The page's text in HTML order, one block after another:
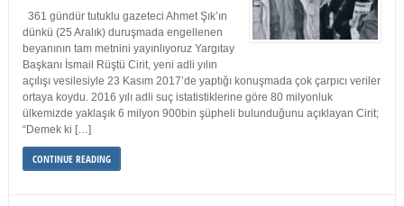
361 gündür tutuklu gazeteci Ahmet Şık’ın
dünkü (25 Aralık) duruşmada engellenen
beyanının tam metnini yayınlıyoruz Yargıtay
Başkanı İsmail Rüştü Cirit, yeni adli yılın
açılışı vesilesiyle 23 Kasım 2017’de yaptığı konuşmada çok çarpıcı veriler
ortaya koydu. 2016 yılı adli suç istatistiklerine göre 80 milyonluk
ülkemizde yaklaşık 6 milyon 900bin şüpheli bulunduğunu açıklayan Cirit;
“Demek ki […]
CONTINUE READING